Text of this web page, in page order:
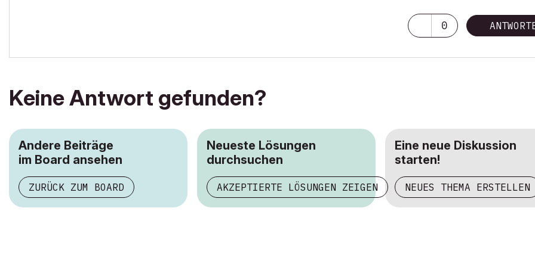
0
Keine Antwort gefunden?
Andere Beiträge
im Board ansehen
ZURÜCK ZUM BOARD
Neueste Lösungen
durchsuchen
AKZEPTIERTE LÖSUNGEN ZEIGEN
Eine neue Diskussion
starten!
NEUES THEMA ERSTELLEN